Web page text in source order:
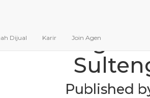
Dijual Karir Join Agen
Published